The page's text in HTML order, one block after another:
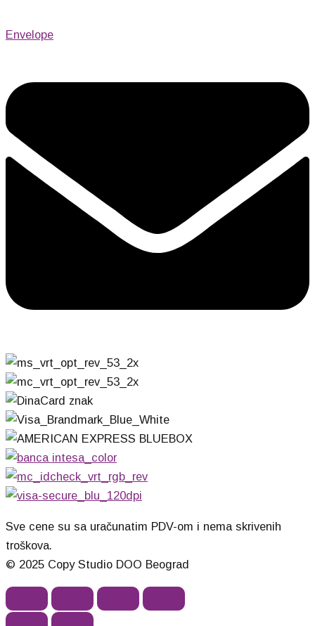
Envelope
Sve cene su sa uračunatim PDV-om i nema skrivenih
troškova.
© 2025 Copy Studio DOO Beograd